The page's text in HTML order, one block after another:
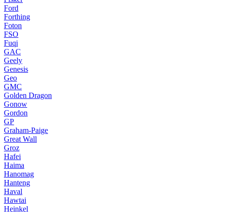
Ford
Forthing
Foton
FSO
Fuqi
GAC
Geely
Genesis
Geo
GMC
Golden Dragon
Gonow
Gordon
GP
Graham-Paige
Great Wall
Groz
Hafei
Haima
Hanomag
Hanteng
Haval
Hawtai
Heinkel